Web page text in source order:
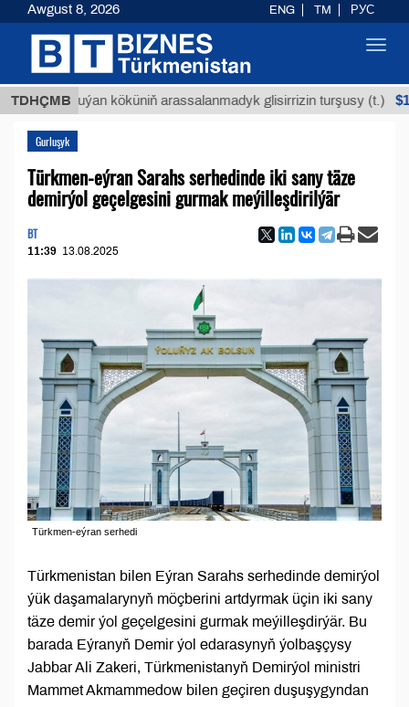
TDHÇMB
Buýan köküniň arassalanmadyk glisirrizin turşusy (t.)
Gurluşyk
Türkmen-eýran Sarahs serhedinde iki sany täze
demirýol geçelgesini gurmak meýilleşdirilýär
BT
11:39 13.08.2025
Türkmen-eýran serhedi
Türkmenistan bilen Eýran Sarahs serhedinde demirýol
ýük daşamalarynyň möçberini artdyrmak üçin iki sany
täze demir ýol geçelgesini gurmak meýilleşdirýär. Bu
barada Eýranyň Demir ýol edarasynyň ýolbaşçysy
Jabbar Ali Zakeri, Türkmenistanyň Demirýol ministri
Mammet Akmammedow bilen geçiren duşuşygyndan
Awgust 8, 2026 ENG TM РУС